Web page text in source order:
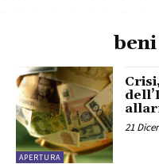
APERTURA
21